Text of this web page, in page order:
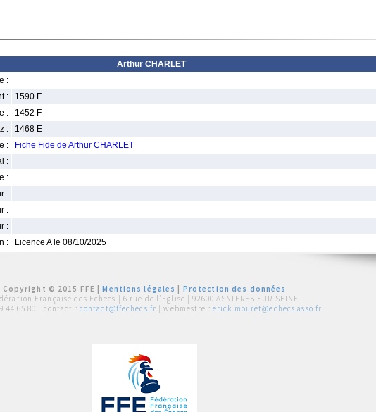
Arthur CHARLET
:
:
1590 F
:
1452 F
:
1468 E
:
Fiche Fide de Arthur CHARLET
:
:
:
:
:
:
Licence A le 08/10/2025
Copyright © 2015 FFE |Mentions légales
Protection des données
Française des Echecs | 6 rue de l'Eglise | 92600 ASNIERES SUR SEINE
44 65 80 | contact : contact@ffechecs.fr | webmestre : erick.mouret@echecs.asso.fr